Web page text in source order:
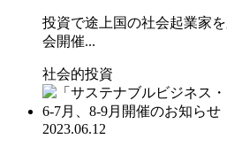
投資で途上国の社会起業家
会開催...
社会的投資
2023.06.12